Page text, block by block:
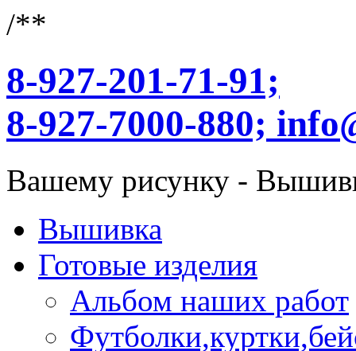
/**
8-927-201-71-91;
8-927-7000-880;
Вашему рисунку -
Вышивка
Готовые изделия
Альбом наших работ